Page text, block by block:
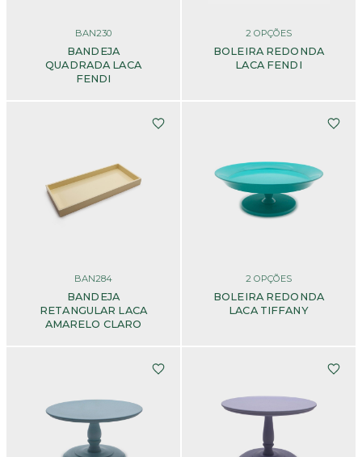
BAN230
BANDEJA
QUADRADA LACA
FENDI
2 OPÇÕES
BOLEIRA REDONDA
LACA FENDI
BAN284
BANDEJA
RETANGULAR LACA
AMARELO CLARO
2 OPÇÕES
BOLEIRA REDONDA
LACA TIFFANY